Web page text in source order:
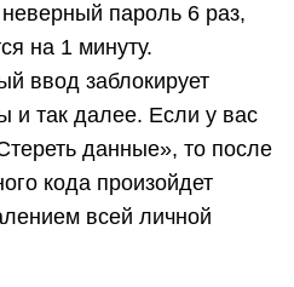
пароль 6 раз,
на 1 минуту.
ввод заблокирует
и так далее. Если у вас
данные», то после
кода произойдет
всей личной